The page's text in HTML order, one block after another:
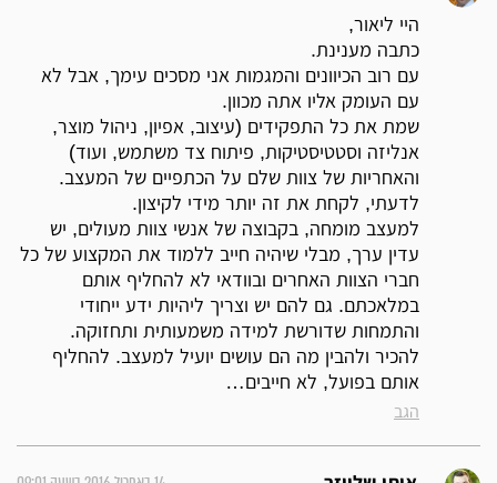
היי ליאור,
כתבה מענינת.
עם רוב הכיוונים והמגמות אני מסכים עימך, אבל לא
עם העומק אליו אתה מכוון.
שמת את כל התפקידים (עיצוב, אפיון, ניהול מוצר,
אנליזה וסטטיסטיקות, פיתוח צד משתמש, ועוד)
והאחריות של צוות שלם על הכתפיים של המעצב.
לדעתי, לקחת את זה יותר מידי לקיצון.
למעצב מומחה, בקבוצה של אנשי צוות מעולים, יש
עדין ערך, מבלי שיהיה חייב ללמוד את המקצוע של כל
חברי הצוות האחרים ובוודאי לא להחליף אותם
במלאכתם. גם להם יש וצריך ליהיות ידע ייחודי
והתמחות שדורשת למידה משמעותית ותחזוקה.
להכיר ולהבין מה הם עושים יועיל למעצב. להחליף
אותם בפועל, לא חייבים…
הגב